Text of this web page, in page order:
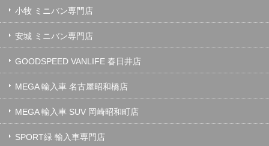
小牧 ミニバン専門店
安城 ミニバン専門店
GOODSPEED VANLIFE 春日井店
MEGA 輸入車 名古屋昭和橋店
MEGA 輸入車 SUV 岡崎昭和町店
SPORT緑 輸入車専門店